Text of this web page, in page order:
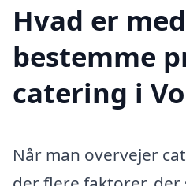
Hvad er
bestemme
catering i
Når man overvejer